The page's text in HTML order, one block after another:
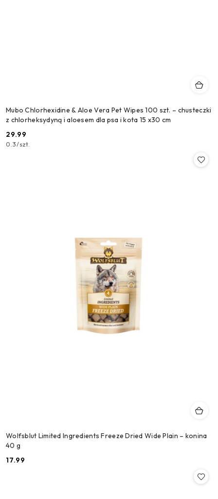
Mubo Chlorhexidine & Aloe Vera Pet Wipes 100 szt. – chusteczki
z chlorheksydyną i aloesem dla psa i kota 15 x30 cm
Cena:
29.99
0.3/szt.
Wolfsblut Limited Ingredients Freeze Dried Wide Plain – konina
40 g
Cena:
17.99